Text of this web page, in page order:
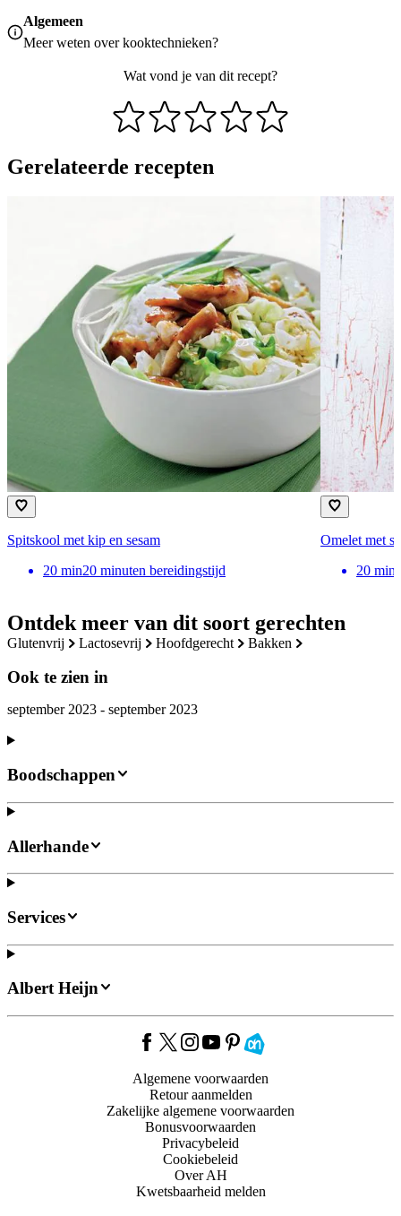
Ontdek meer van dit soort gerechten
glutenvrij lactosevrij hoofdgerecht bakken
Ook te zien in
september 2023 - september 2023
Algemeen
Meer weten overkooktechnieken?
Wat vond je van dit recept?
Gerelateerde recepten
Spitskool met kip en sesam
20 min20 minuten bereidingstijd
Omelet met
20 min
Boodschappen
Allerhande
Services
Albert Heijn
Algemene voorwaarden
Retour aanmelden
Zakelijke algemene voorwaarden
Bonusvoorwaarden
Privacybeleid
Cookiebeleid
Over AH
Kwetsbaarheid melden